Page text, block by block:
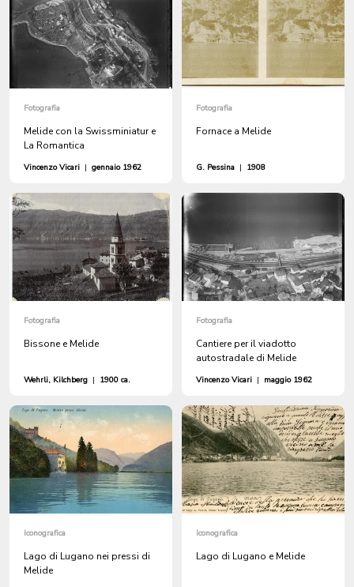
Fotografia
Melide con la Swissminiatur e
La Romantica
Vincenzo Vicari | gennaio 1962
Fotografia
Fornace a Melide
G. Pessina | 1908
Fotografia
Bissone e Melide
Wehrli, Kilchberg | 1900 ca.
Fotografia
Cantiere per il viadotto
autostradale di Melide
Vincenzo Vicari | maggio 1962
Iconografica
Lago di Lugano nei pressi di
Melide
Iconografica
Lago di Lugano e Melide